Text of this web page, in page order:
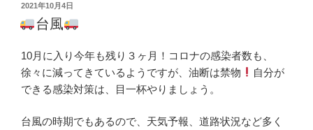
投
稿
日:
2021年10月4日
台風
10月に入り今年も残り３ヶ月！コロナの感染者数も、
徐々に減ってきているようですが、油断は禁物
自分が
できる感染対策は、目一杯やりましょう。
台風の時期でもあるので、天気予報、道路状況など多く